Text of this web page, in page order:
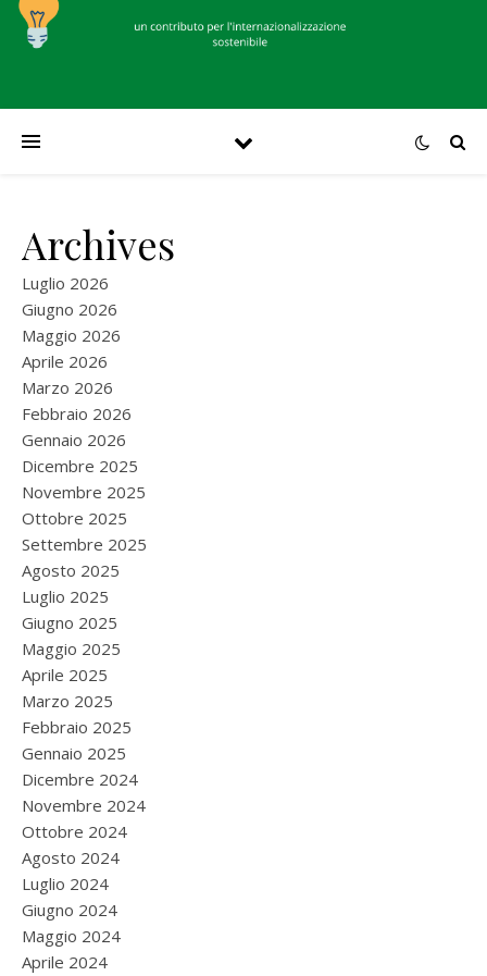
Archives
Luglio 2026
Giugno 2026
Maggio 2026
Aprile 2026
Marzo 2026
Febbraio 2026
Gennaio 2026
Dicembre 2025
Novembre 2025
Ottobre 2025
Settembre 2025
Agosto 2025
Luglio 2025
Giugno 2025
Maggio 2025
Aprile 2025
Marzo 2025
Febbraio 2025
Gennaio 2025
Dicembre 2024
Novembre 2024
Ottobre 2024
Agosto 2024
Luglio 2024
Giugno 2024
Maggio 2024
Aprile 2024